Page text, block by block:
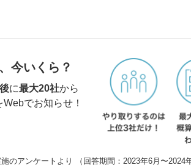
今いくら？
に最大20社から
でお知らせ！
のアンケートより （回答期間：2023年6月〜2024年